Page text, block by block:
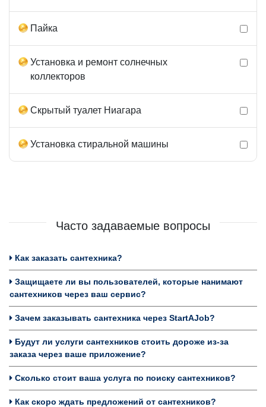
Пайка
Установка и ремонт солнечных
коллекторов
Скрытый туалет Ниагара
Установка стиральной машины
Часто задаваемые вопросы
Как заказать сантехника?
Защищаете ли вы пользователей, которые нанимают
сантехников через ваш сервис?
Зачем заказывать сантехника через StartAJob?
Будут ли услуги сантехников стоить дороже из-за
заказа через ваше приложение?
Сколько стоит ваша услуга по поиску сантехников?
Как скоро ждать предложений от сантехников?